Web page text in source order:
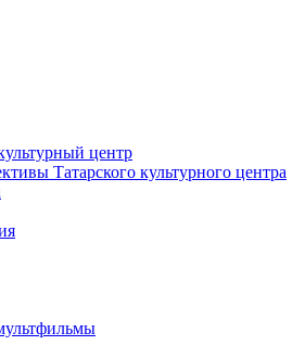
центр
Татарского культурного центра